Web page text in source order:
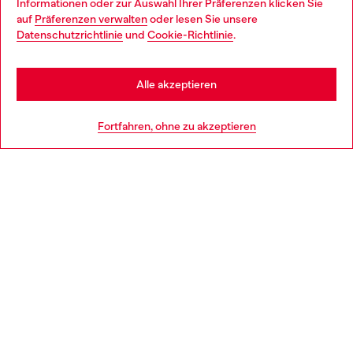
Informationen oder zur Auswahl Ihrer Präferenzen klicken Sie
auf Präferenzen verwaltenoder lesen Sie unsere
Datenschutzrichtlinieund Cookie-Richtlinie.
Fortfahren, ohne zu akzeptieren
Alle akzeptieren
Mehr erfahren
You are currently browsing Österreich website, but it seems you
may be based in United States